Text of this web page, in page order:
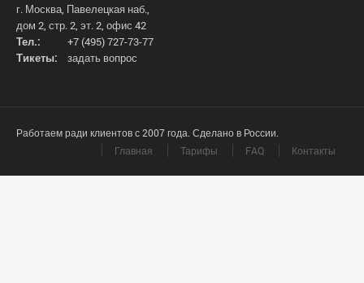
г. Москва, Павелецкая наб.,
дом 2, стр. 2, эт. 2, офис 42
Тел.:
+7 (495) 727-73-77
Тикеты:
задать вопрос
Работаем ради клиентов с 2007 года. Сделано в России.
Главная
Тарифы FAQ Контакты